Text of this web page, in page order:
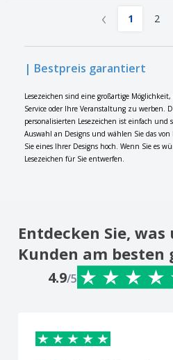
‹ 1 2
| Bestpreis garantiert
Lesezeichen sind eine großartige
Service oder Ihre Veranstaltung zu werben.
personalisierten Lesezeichen ist einfach und
Auswahl an Designs und wählen Sie das
Sie eines Ihrer Designs hoch. Wenn Sie es
Lesezeichen für Sie entwerfen.
Entdecken Sie, was
Kunden am
4.9/5